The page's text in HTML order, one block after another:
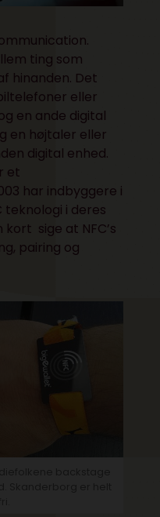
ting som
hinanden. Det
eller
en ande digital
en højtaler eller
digital enhed.
et
har indbyggere i
teknologi i deres
sige at NFC’s
pairing og